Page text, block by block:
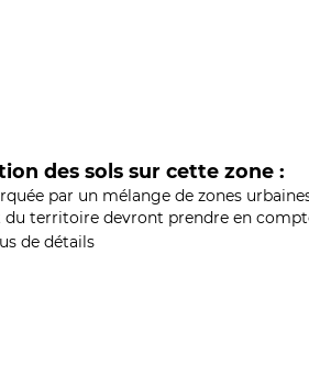
des sols sur cette zone :
par un mélange de zones
territoire devront prendre en
de détails